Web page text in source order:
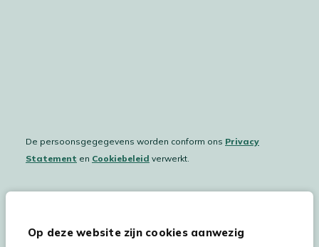
Op deze website zijn cookies aanwezig
De persoonsgegegevens worden conform ons Privacy
Statement en Cookiebeleid verwerkt.
Hulp & service